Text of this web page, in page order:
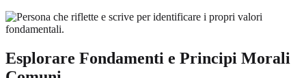
Esplorare Fondamenti e Principi Morali